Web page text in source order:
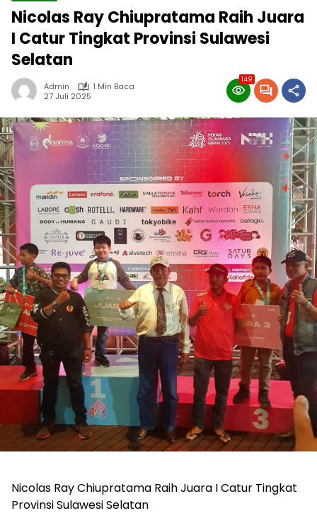
Nicolas Ray Chiupratama Raih Juara
I Catur Tingkat Provinsi Sulawesi
Selatan
Admin
1 Min Baca
27 Juli 2025
149
Nicolas Ray Chiupratama Raih Juara I Catur Tingkat
Provinsi Sulawesi Selatan